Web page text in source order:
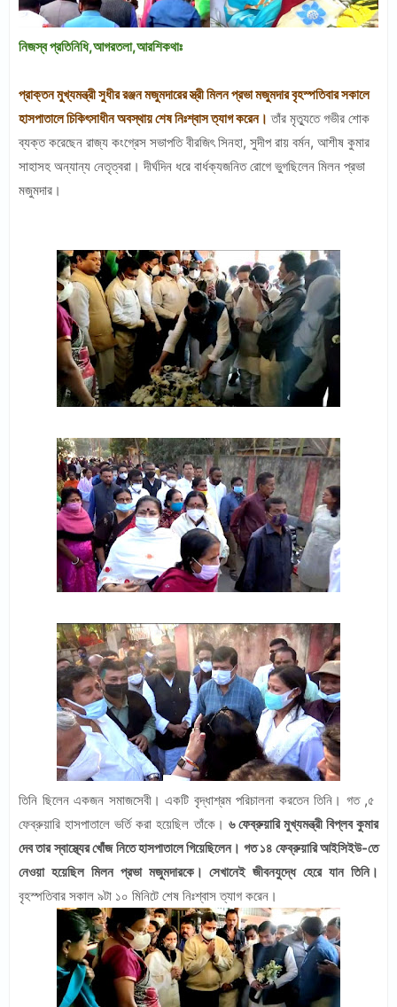
নিজস্ব প্রতিনিধি,আগরতলা,আরশিকথাঃ
প্রাক্তন মুখ্যমন্ত্রী সুধীর রঞ্জন মজুমদারের স্ত্রী মিলন প্রভা মজুমদার বৃহস্পতিবার সকালে
হাসপাতালে চিকিৎসাধীন অবস্থায় শেষ নিঃশ্বাস ত্যাগ করেন। তাঁর মৃত্যুতে গভীর শোক
ব্যক্ত করেছেন রাজ্য কংগ্রেস সভাপতি বীরজিৎ সিনহা, সুদীপ রায় বর্মন, আশীষ কুমার
সাহাসহ অন্যান্য নেতৃত্বরা। দীর্ঘদিন ধরে বার্ধক্যজনিত রোগে ভুগছিলেন মিলন প্রভা
মজুমদার।
তিনি ছিলেন একজন সমাজসেবী। একটি বৃদ্ধাশ্রম পরিচালনা করতেন তিনি। গত ,৫
ফেব্রুয়ারি হাসপাতালে ভর্তি করা হয়েছিল তাঁকে। ৬ ফেব্রুয়ারি মুখ্যমন্ত্রী বিপ্লব কুমার
দেব তার স্বাস্থ্যের খোঁজ নিতে হাসপাতালে গিয়েছিলেন। গত ১৪ ফেব্রুয়ারি আইসিইউ-তে
নেওয়া হয়েছিল মিলন প্রভা মজুমদারকে। সেখানেই জীবনযুদ্ধে হেরে যান তিনি।
বৃহস্পতিবার সকাল ৯টা ১০ মিনিটে শেষ নিঃশ্বাস ত্যাগ করেন।